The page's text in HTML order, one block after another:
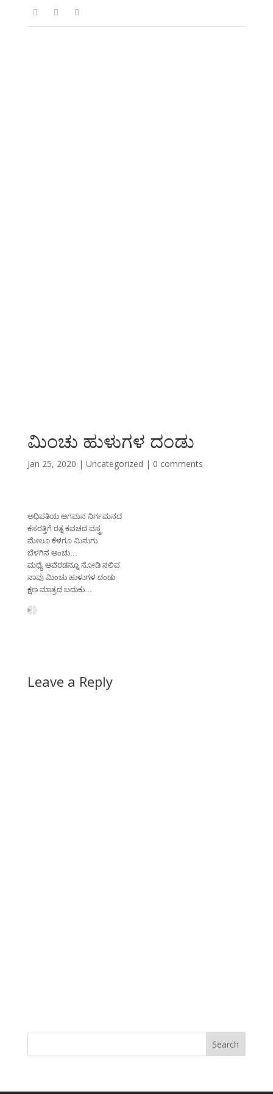
ಮಿಂಚು ಹುಳುಗಳ ದಂಡು
Jan 25, 2020 | Uncategorized | 0 comments
ಅಧಿಪತಿಯ ಆಗಮನ ನಿರ್ಗಮನದ
ಕಸರತ್ತಿಗೆ ರತ್ನ ಕವಚದ ವಸ್ತ್ರ
ಮೇಲೂ ಕೆಳಗೂ ಮಿನುಗು
ಬೆಳಗಿನ ಅಂಚು…
ಮಧ್ಯೆ ಅವೆರಡನ್ನೂ ನೋಡಿ ನಲಿವ
ನಾವು ಮಿಂಚು ಹುಳುಗಳ ದಂಡು
ಕ್ಷಣ ಮಾತ್ರದ ಬದುಕು…
Leave a Reply